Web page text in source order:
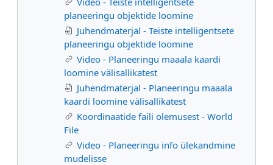
planeeringu objektide loomine
Juhendmaterjal - Teiste intelligentsete
planeeringu objektide loomine
Video - Planeeringu maaala kaardi
loomine välisallikatest
Juhendmaterjal - Planeeringu maaala
kaardi loomine välisallikatest
Koordinaatide faili olemusest - World
File
Video - Planeeringu info ülekandmine
mudelisse